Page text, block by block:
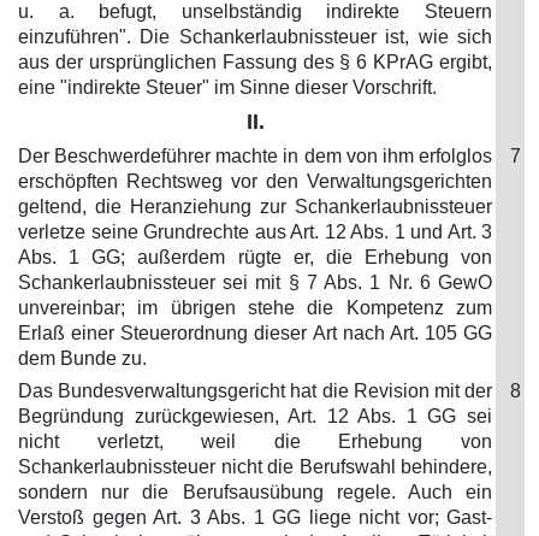
u. a. befugt, unselbständig indirekte Steuern
einzuführen". Die Schankerlaubnissteuer ist, wie sich
aus der ursprünglichen Fassung des § 6 KPrAG ergibt,
eine "indirekte Steuer" im Sinne dieser Vorschrift.
II.
Der Beschwerdeführer machte in dem von ihm erfolglos
erschöpften Rechtsweg vor den Verwaltungsgerichten
geltend, die Heranziehung zur Schankerlaubnissteuer
verletze seine Grundrechte aus Art. 12 Abs. 1 und Art. 3
Abs. 1 GG; außerdem rügte er, die Erhebung von
Schankerlaubnissteuer sei mit § 7 Abs. 1 Nr. 6 GewO
unvereinbar; im übrigen stehe die Kompetenz zum
Erlaß einer Steuerordnung dieser Art nach Art. 105 GG
dem Bunde zu.
7
Das Bundesverwaltungsgericht hat die Revision mit der
Begründung zurückgewiesen, Art. 12 Abs. 1 GG sei
nicht verletzt, weil die Erhebung von
Schankerlaubnissteuer nicht die Berufswahl behindere,
sondern nur die Berufsausübung regele. Auch ein
Verstoß gegen Art. 3 Abs. 1 GG liege nicht vor; Gast-
8